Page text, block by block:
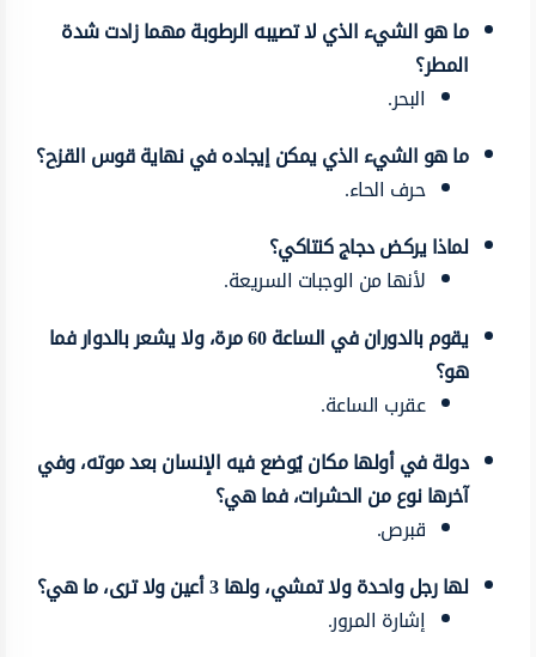
ما هو الشيء الذي لا تصيبه الرطوبة مهما زادت شدة
المطر؟
البحر.
ما هو الشيء الذي يمكن إيجاده في نهاية قوس القزح؟
حرف الحاء.
لماذا يركض دجاج كنتاكي؟
لأنها من الوجبات السريعة.
يقوم بالدوران في الساعة 60 مرة، ولا يشعر بالدوار فما
هو؟
عقرب الساعة.
دولة في أولها مكان يُوضع فيه الإنسان بعد موته، وفي
آخرها نوع من الحشرات، فما هي؟
قبرص.
لها رجل واحدة ولا تمشي، ولها 3 أعين ولا ترى، ما هي؟
إشارة المرور.